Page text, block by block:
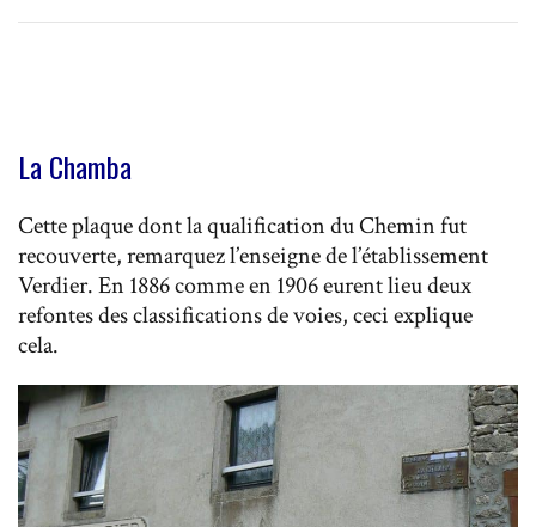
La Chamba
Cette plaque dont la qualification du Chemin fut
recouverte, remarquez l’enseigne de l’établissement
Verdier. En 1886 comme en 1906 eurent lieu deux
refontes des classifications de voies, ceci explique
cela.